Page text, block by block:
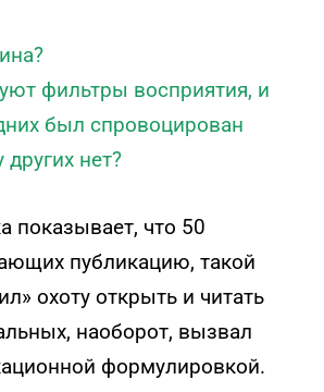
фильтры восприятия, и
был спровоцирован
других нет?
показывает, что 50
публикацию, такой
охоту открыть и читать
наоборот, вызвал
формулировкой.